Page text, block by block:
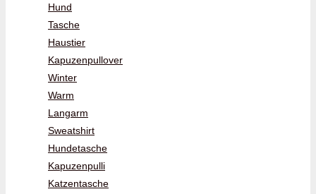
Hund
Tasche
Haustier
Kapuzenpullover
Winter
Warm
Langarm
Sweatshirt
Hundetasche
Kapuzenpulli
Katzentasche